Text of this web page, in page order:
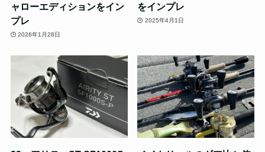
ャローエディションをイン
プレ
2026年1月28日
をインプレ
2025年4月1日